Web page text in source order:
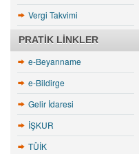
Vergi Takvimi
PRATIK LINKLER
e-Beyanname
e-Bildirge
Gelir İdaresi
İŞKUR
TÜİK